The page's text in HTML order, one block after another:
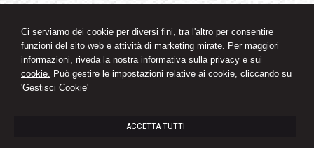
Ci serviamo dei cookie per diversi fini, tra l'altro per consentire
funzioni del sito web e attività di marketing mirate. Per maggiori
informazioni, riveda la nostra informativa sulla privacy e sui
cookie. Può gestire le impostazioni relative ai cookie, cliccando su
'Gestisci Cookie'
ACCETTA TUTTI
Patto di famiglia e riserva al donante di diritti particolari
07/08/2026
La reale indicazione della provenienza della merce non esclude l’impiego
di segni o simboli decettivi